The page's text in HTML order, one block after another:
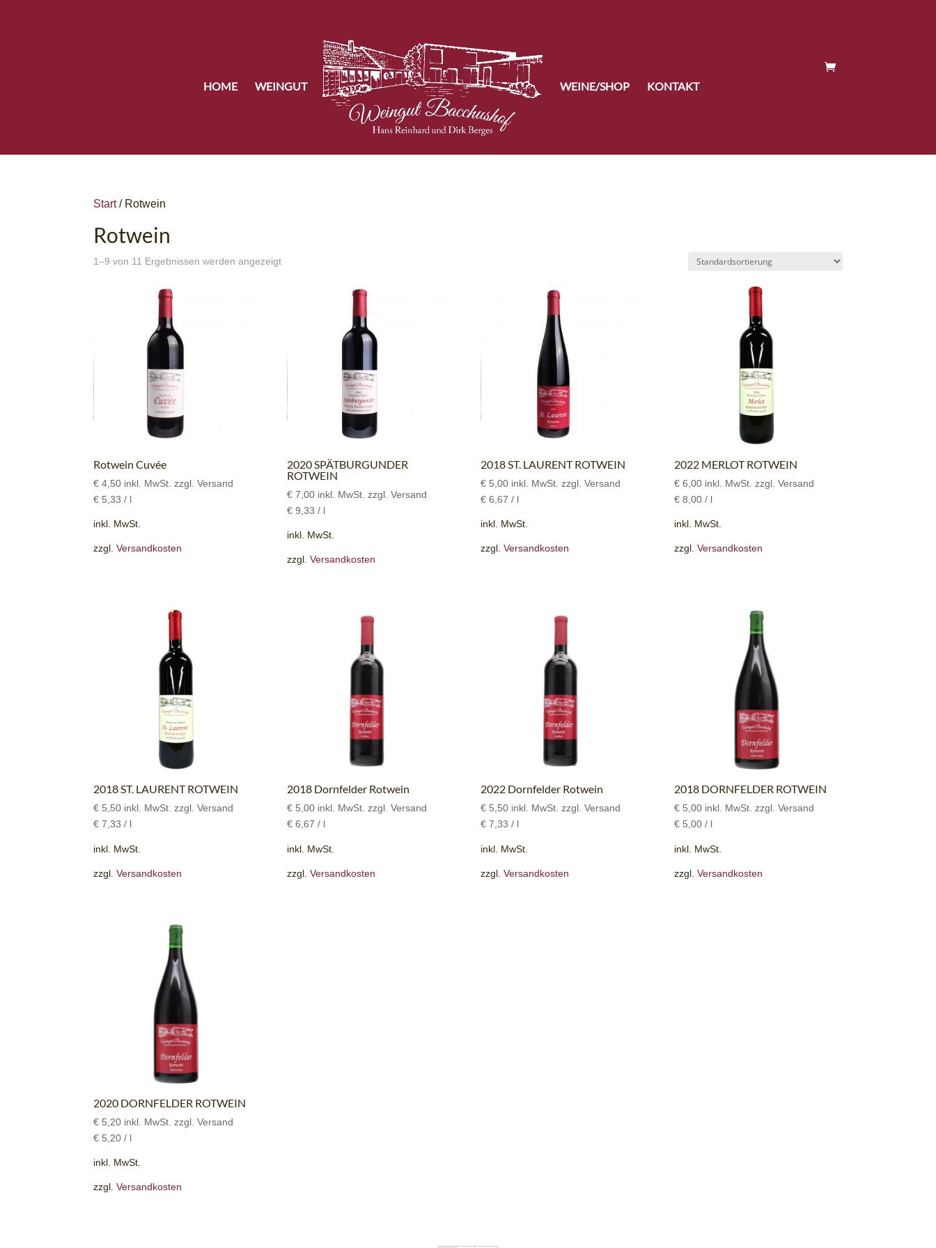
HOME WEINGUT WEINE/SHOP KONTAKT
Start/ Rotwein
Rotwein
1–9 von 11 Ergebnissen werden angezeigt
Rotwein Cuvée
€ 4,50 inkl. MwSt. zzgl. Versand
€ 5,33 / l
inkl. MwSt.
zzgl.Versandkosten
2020 SPÄTBURGUNDER
ROTWEIN
€ 7,00 inkl. MwSt. zzgl. Versand
€ 9,33 / l
inkl. MwSt.
zzgl.Versandkosten
2018 ST. LAURENT ROTWEIN
€ 5,00 inkl. MwSt. zzgl. Versand
€ 6,67 / l
inkl. MwSt.
zzgl.Versandkosten
2022 MERLOT ROTWEIN
€ 6,00 inkl. MwSt. zzgl. Versand
€ 8,00 / l
inkl. MwSt.
zzgl.Versandkosten
2018 ST. LAURENT ROTWEIN
€ 5,50 inkl. MwSt. zzgl. Versand
€ 7,33 / l
inkl. MwSt.
zzgl.Versandkosten
2018 Dornfelder Rotwein
€ 5,00 inkl. MwSt. zzgl. Versand
€ 6,67 / l
inkl. MwSt.
zzgl.Versandkosten
2022 Dornfelder Rotwein
€ 5,50 inkl. MwSt. zzgl. Versand
€ 7,33 / l
inkl. MwSt.
zzgl.Versandkosten
2018 DORNFELDER ROTWEIN
€ 5,00 inkl. MwSt. zzgl. Versand
€ 5,00 / l
inkl. MwSt.
zzgl.Versandkosten
2020 DORNFELDER ROTWEIN
€ 5,20 inkl. MwSt. zzgl. Versand
€ 5,20 / l
inkl. MwSt.
zzgl.Versandkosten